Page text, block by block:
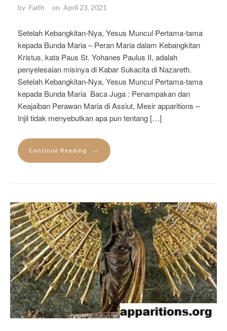
by Faith on April 23, 2021
Setelah Kebangkitan-Nya, Yesus Muncul Pertama-tama
kepada Bunda Maria – Peran Maria dalam Kebangkitan
Kristus, kata Paus St. Yohanes Paulus II, adalah
penyelesaian misinya di Kabar Sukacita di Nazareth.
Setelah Kebangkitan-Nya, Yesus Muncul Pertama-tama
kepada Bunda Maria Baca Juga : Penampakan dan
Keajaiban Perawan Maria di Assiut, Mesir apparitions –
Injil tidak menyebutkan apa pun tentang […]
Continue Reading →